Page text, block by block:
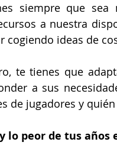
siempre que
a nuestra
cogiendo ideas de
te tienes que
a sus
de jugadores y
lo peor de tus años